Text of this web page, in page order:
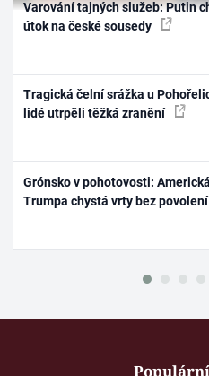
Varování tajných služeb: Putin
útok na české sousedy
Tragická čelní srážka u
lidé utrpěli těžká zranění
Grónsko v pohotovosti:
Trumpa chystá vrty bez povolení